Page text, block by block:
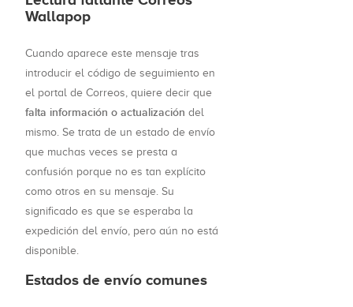
Wallapop
Cuando aparece este mensaje tras
introducir el código de seguimiento en
el portal de Correos, quiere decir que
falta información o actualización del
mismo. Se trata de un estado de envío
que muchas veces se presta a
confusión porque no es tan explícito
como otros en su mensaje. Su
significado es que se esperaba la
expedición del envío, pero aún no está
disponible.
Estados de envío comunes